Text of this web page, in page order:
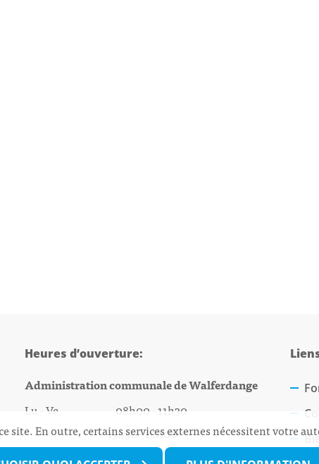
Heures d’ouverture:
Administration communale de Walferdange
Lu - Ve 08h00 - 11h30
13h30 - 16h00
Biergercenter
site. En outre, certains services externes nécessitent votre